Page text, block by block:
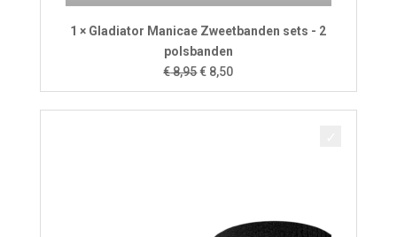
1 × Gladiator Manicae Zweetbanden sets - 2
polsbanden
€8,95Oorspronkelijke
prijs
was:
€ 8,50Huidige
prijs
is: